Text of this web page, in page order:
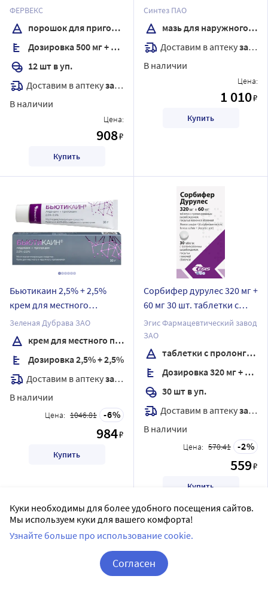
приготовления раствора
для приема внутрь вкус
лимон пакет 12 шт./без
сахара
ФЕРВЕКС
порошок для приготовления раствора
Дозировка 500 мг + 25 мг + 200 мг
12 шт в уп.
Доставим в аптекузавтра
В наличии
Цена:
908₽
Купить
100 гр
Синтез ПАО
мазь для наружного применения
Доставим в аптекузавтра
В наличии
Цена:
1 010₽
Купить
Бьютикаин 2,5% + 2,5%
крем для местного
применения для
наружного применения 30
гр
Зеленая Дубрава ЗАО
крем для местного применения
Дозировка 2,5% + 2,5%
Доставим в аптекузавтра
В наличии
Цена: 1046.81 6
984₽
Купить
Сорбифер дурулес 320 мг +
60 мг 30 шт. таблетки с
пролонгированным
высвобождением,
покрытые пленочной
оболочкой
Эгис Фармацевтический завод
ЗАО
таблетки с пролонгированным высвобождением, покрытые пленочной оболочкой
Дозировка 320 мг + 60 мг
30 шт в уп.
Доставим в аптекузавтра
В наличии
Цена: 570.41 2
559₽
Купить
Куки необходимы для более удобного посещения сайтов.
Мы используем куки для вашего комфорта!
Узнайте больше про использование cookie.
Согласен